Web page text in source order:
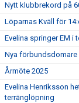
Nytt klubbrekord på
Löparnas Kväll för
Evelina springer EM i
Nya förbundsdomare
Årmöte 2025
Evelina Henriksson
terränglöpning